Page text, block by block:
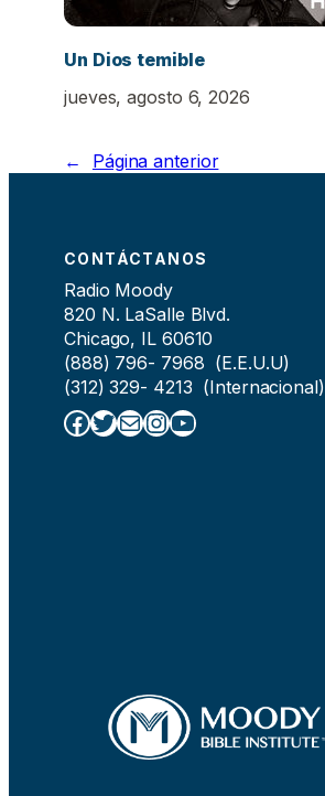
Un Dios temible
jueves, agosto 6, 2026
←
Página anterior
CONTÁCTANOS
Radio Moody
820 N. LaSalle Blvd.
Chicago, IL 60610
(888) 796- 7968 (E.E.U.U)
(312) 329- 4213 (Internacional)
Facebook Twitter Correo electrónico InstagramYouTube